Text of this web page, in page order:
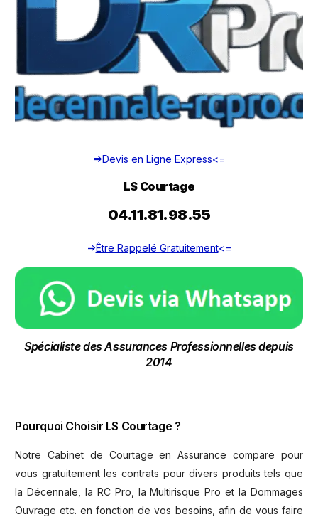
=>Devis en Ligne Express<=
LS Courtage
04.11.81.98.55
=>Être Rappelé Gratuitement<=
Spécialiste des Assurances Professionnelles depuis
2014
Pourquoi Choisir LS Courtage ?
Notre Cabinet de Courtage en Assurance compare pour
vous gratuitement les contrats pour divers produits tels que
la Décennale, la RC Pro, la Multirisque Pro et la Dommages
Ouvrage etc. en fonction de vos besoins, afin de vous faire